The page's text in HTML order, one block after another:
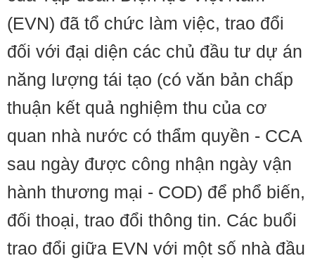
(EVN) đã tổ chức làm việc, trao đổi
đối với đại diện các chủ đầu tư dự án
năng lượng tái tạo (có văn bản chấp
thuận kết quả nghiệm thu của cơ
quan nhà nước có thẩm quyền - CCA
sau ngày được công nhận ngày vận
hành thương mại - COD) để phổ biến,
đối thoại, trao đổi thông tin. Các buổi
trao đổi giữa EVN với một số nhà đầu